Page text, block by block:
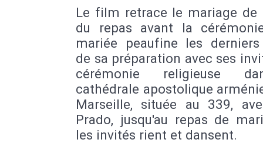
Le film retrace le mariage de
du repas avant la
mariée peaufine les
de sa préparation avec ses
cérémonie religieuse
cathédrale apostolique
Marseille, située au 339,
Prado, jusqu'au repas de
les invités rient et dansent.